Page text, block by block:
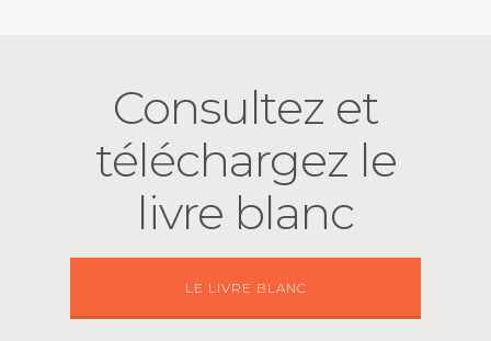
Consultez et
téléchargez le
livre blanc
LE LIVRE BLANC